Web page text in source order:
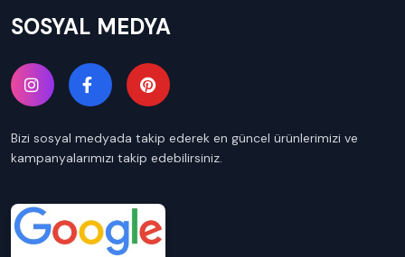
SOSYAL MEDYA
Bizi sosyal medyada takip ederek en güncel ürünlerimizi ve
kampanyalarımızı takip edebilirsiniz.